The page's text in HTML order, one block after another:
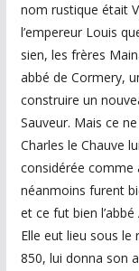
nom rustique était
l’empereur Louis
sien, les frères
abbé de Cormery,
construire un
Sauveur. Mais ce
Charles le Chauve
considérée comme
néanmoins furent
et ce fut bien
Elle eut lieu sous le
850, lui donna son